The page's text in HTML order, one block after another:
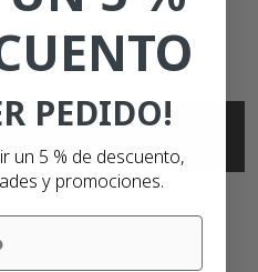
PEDIDO!
un 5 % de descuento,
y promociones.